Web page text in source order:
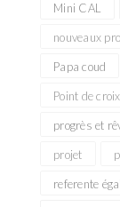
Mini CAL
nouveaux
Papa coud
Point de croix
progrès et
projet
referente